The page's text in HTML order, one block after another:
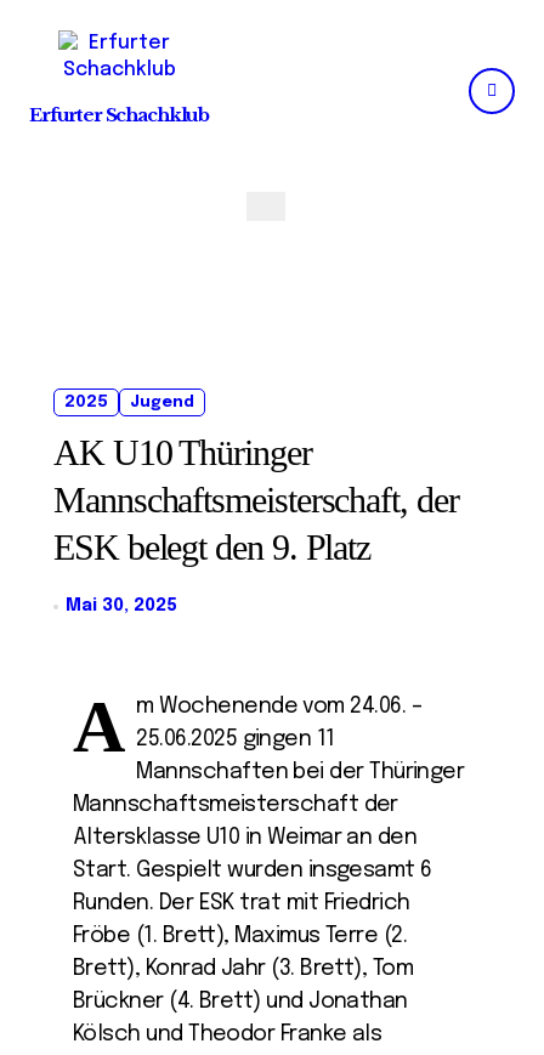
content
Erfurter Schachklub
2025 Jugend
AK U10 Thüringer
Mannschaftsmeisterschaft, der
ESK belegt den 9. Platz
Mai 30, 2025
A m Wochenende vom 24.06. –
25.06.2025 gingen 11
Mannschaften bei der Thüringer
Mannschaftsmeisterschaft der
Altersklasse U10 in Weimar an den
Start. Gespielt wurden insgesamt 6
Runden. Der ESK trat mit Friedrich
Fröbe (1. Brett), Maximus Terre (2.
Brett), Konrad Jahr (3. Brett), Tom
Brückner (4. Brett) und Jonathan
Kölsch und Theodor Franke als